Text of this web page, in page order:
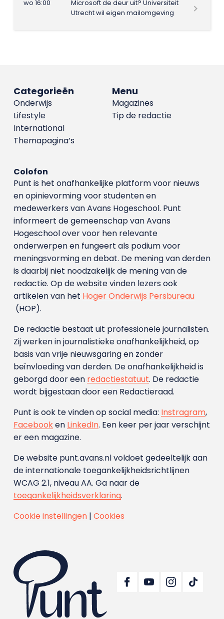
wo 16:00
Microsoft de deur uit? Universiteit
Utrecht wil eigen mailomgeving
Menu
Magazines
Tip de redactie
Categorieën
Onderwijs
Lifestyle
International
Themapagina’s
Colofon
Punt is het onafhankelijke platform voor nieuws
en opinievorming voor studenten en
medewerkers van Avans Hoge­school. Punt
informeert de gemeenschap van Avans
Hogeschool over voor hen relevante
onderwerpen en fungeert als podium voor
meningsvorming en debat. De mening van derden
is daarbij niet noodzakelijk de mening van de
redactie. Op de website vinden lezers ook
artikelen van het Hoger Onderwijs Persbureau
(HOP).
De redactie bestaat uit professionele journalisten.
Zij werken in journalistieke onafhankelijkheid, op
basis van vrije nieuwsgaring en zonder
beïnvloeding van derden. De onafhankelijkheid is
geborgd door een redactiestatuut. De redactie
wordt bijgestaan door een Redactieraad.
Punt is ook te vinden op social media: Instragram,
Facebooken LinkedIn. Een keer per jaar verschijnt
er een magazine.
De website punt.avans.nl voldoet gedeeltelijk aan
de internationale toegankelijkheidsrichtlijnen
WCAG 2.1, niveau AA. Ga naar de
toegankelijkheidsverklaring.
Cookie instellingen| Cookies